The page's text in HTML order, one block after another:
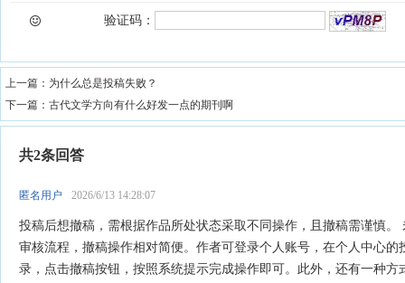
验证码：
上一篇： 为什么总是投稿失败？
下一篇： 古代文学方向有什么好发一点的期刊啊
共2条回答
匿名用户 2026/6/13 14:28:07
投稿后想撤稿，需根据作品所处状态采取不同操作，且撤稿需谨慎。
审核流程，撤稿操作相对简便。作者可登录个人账号，在个人中心的
录，点击撤稿按钮，按照系统提示完成操作即可。此外，还有一种方